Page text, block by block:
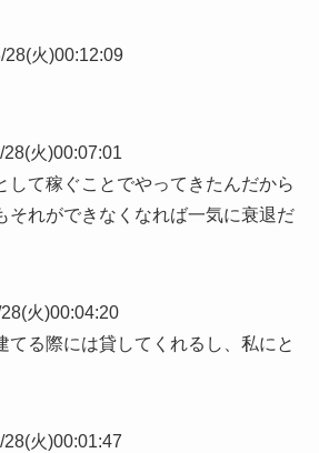
28(火)00:12:09
火)00:07:01
して稼ぐことでやってきたんだから
それができなくなれば一気に衰退だ
火)00:04:20
てる際には貸してくれるし、私にと
火)00:01:47